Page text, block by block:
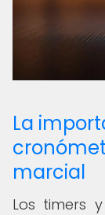
La
marcial
Los timers